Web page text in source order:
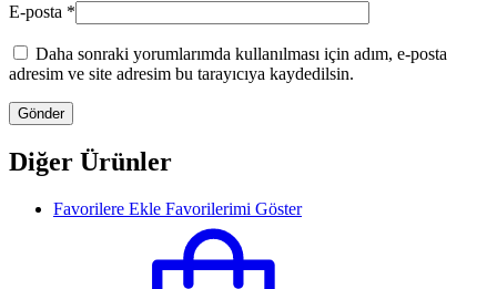
E-posta *
Daha sonraki yorumlarımda kullanılması için adım, e-posta
adresim ve site adresim bu tarayıcıya kaydedilsin.
Diğer Ürünler
Favorilere Ekle Favorilerimi Göster